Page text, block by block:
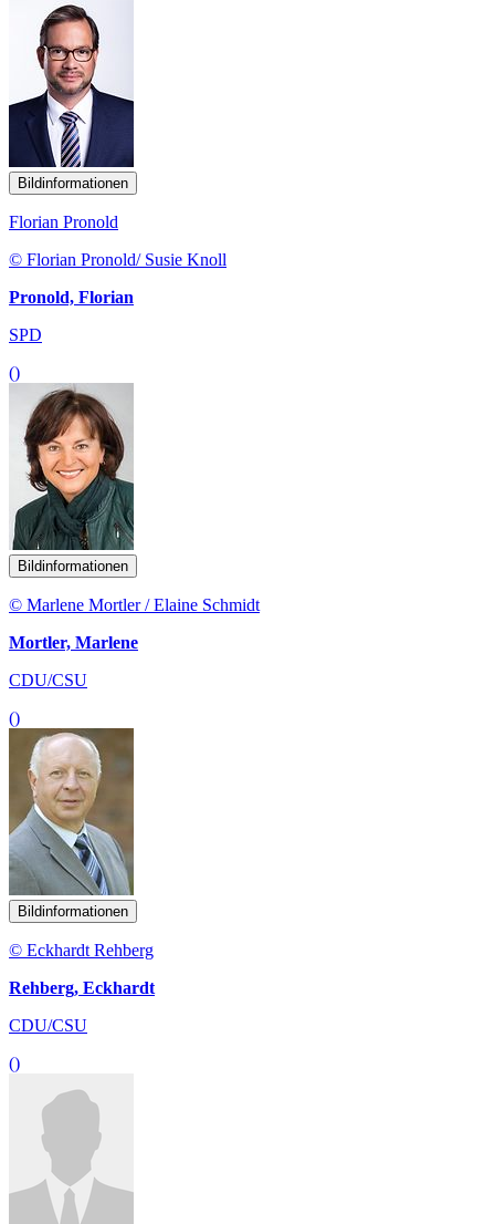
Bildinformationen
Florian Pronold
© Florian Pronold/ Susie Knoll
Pronold, Florian
SPD
()
Bildinformationen
© Marlene Mortler / Elaine Schmidt
Mortler, Marlene
CDU/CSU
()
Bildinformationen
© Eckhardt Rehberg
Rehberg, Eckhardt
CDU/CSU
()